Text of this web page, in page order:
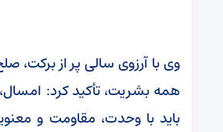
وی با آرزوی سالی پر از برکت،
همه بشریت، تأکید کرد:
باید با وحدت، مقاومت و